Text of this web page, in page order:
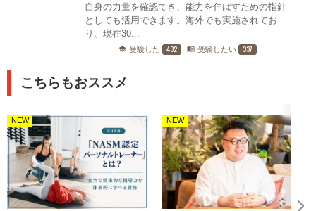
自身の力量を確認でき、能力を伸ばすための指針
としても活用できます。海外でも実施されてお
り、現在30...
school 受験した 432 menu_book 受験したい 337
こちらもおススメ
NEW NEW